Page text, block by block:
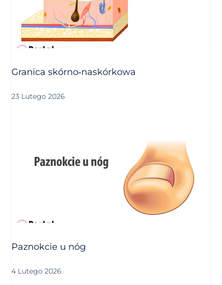
Granica skórno‑naskórkowa
23 Lutego 2026
Paznokcie u nóg
4 Lutego 2026